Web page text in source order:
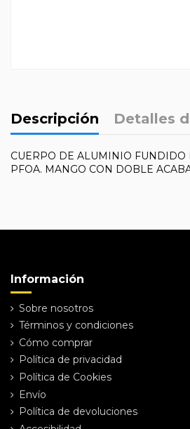
Descripción Detalles
CUERPO DE ALUMINIO FUNDIDO
PFOA. MANGO CON DOBLE
Información
Sobre nosotros
Términos y condiciones
Cómo comprar
Política de privacidad
Política de Cookies
Envío
Política de devoluciones